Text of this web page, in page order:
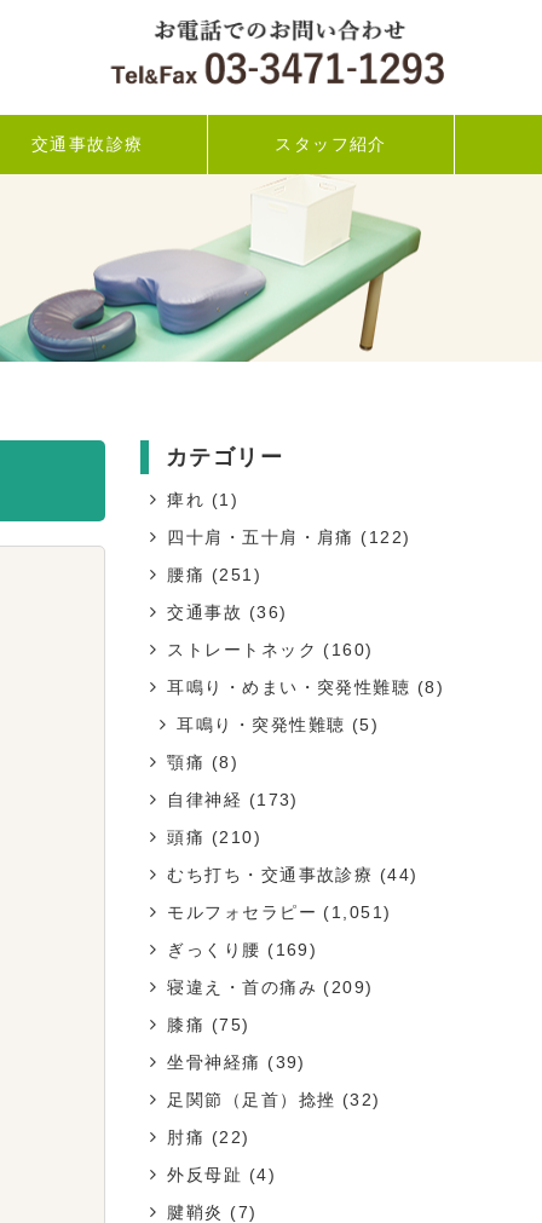
交通事故診療 スタッフ紹介
カテゴリー
痺れ (1)
四十肩・五十肩・肩痛 (122)
腰痛 (251)
交通事故 (36)
ストレートネック (160)
耳鳴り・めまい・突発性難聴 (8)
耳鳴り・突発性難聴 (5)
顎痛 (8)
自律神経 (173)
頭痛 (210)
むち打ち・交通事故診療 (44)
モルフォセラピー (1,051)
ぎっくり腰 (169)
寝違え・首の痛み (209)
膝痛 (75)
坐骨神経痛 (39)
足関節（足首）捻挫 (32)
肘痛 (22)
外反母趾 (4)
腱鞘炎 (7)